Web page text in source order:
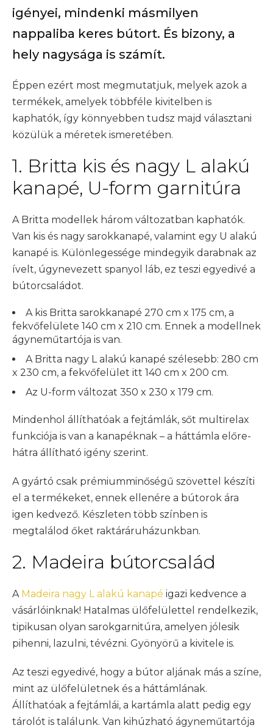
igényei, mindenki másmilyen
nappaliba keres bútort. És bizony, a
hely nagysága is számít.
Éppen ezért most megmutatjuk, melyek azok a
termékek, amelyek többféle kivitelben is
kaphatók, így könnyebben tudsz majd választani
közülük a méretek ismeretében.
1. Britta kis és nagy L alakú
kanapé, U-form garnitúra
A Britta modellek három változatban kaphatók.
Van kis és nagy sarokkanapé, valamint egy U alakú
kanapé is. Különlegessége mindegyik darabnak az
ívelt, úgynevezett spanyol láb, ez teszi egyedivé a
bútorcsaládot.
A kis Britta sarokkanapé 270 cm x 175 cm, a
fekvőfelülete 140 cm x 210 cm. Ennek a modellnek
ágyneműtartója is van.
A Britta nagy L alakú kanapé szélesebb: 280 cm
x 230 cm, a fekvőfelület itt 140 cm x 200 cm.
Az U-form változat 350 x 230 x 179 cm.
Mindenhol állíthatóak a fejtámlák, sőt multirelax
funkciója is van a kanapéknak – a háttámla előre-
hátra állítható igény szerint.
A gyártó csak prémiumminőségű szövettel készíti
el a termékeket, ennek ellenére a bútorok ára
igen kedvező. Készleten több színben is
megtalálod őket raktáráruházunkban.
2. Madeira bútorcsalád
A Madeira nagy L alakú kanapé igazi kedvence a
vásárlóinknak! Hatalmas ülőfelülettel rendelkezik,
tipikusan olyan sarokgarnitúra, amelyen jólesik
pihenni, lazulni, tévézni. Gyönyörű a kivitele is.
Az teszi egyedivé, hogy a bútor aljának más a színe,
mint az ülőfelületnek és a háttámlának.
Állíthatóak a fejtámlái, a kartámla alatt pedig egy
tárolót is találunk. Van kihúzható ágyneműtartója